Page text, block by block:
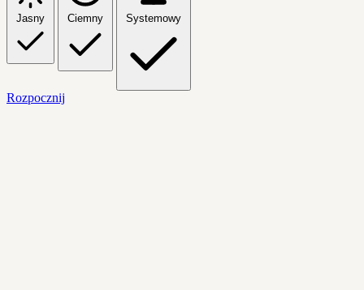
Jasny Ciemny Systemowy
Rozpocznij